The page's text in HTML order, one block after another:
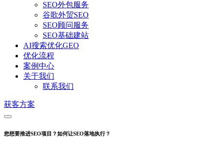
SEO外包服务
谷歌外贸SEO
SEO顾问服务
SEO基础建站
AI搜索优化GEO
优化流程
案例中心
关于我们
联系我们
获客方案
您想要推进SEO项目？如何让SEO落地执行？